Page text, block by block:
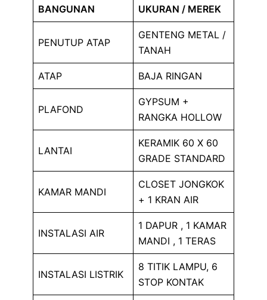
BANGUNAN
UKURAN / MEREK
PENUTUP ATAP
GENTENG METAL /
TANAH
ATAP BAJA RINGAN
PLAFOND
GYPSUM +
RANGKA HOLLOW
LANTAI
KERAMIK 60 X 60
GRADE STANDARD
KAMAR MANDI
CLOSET JONGKOK
+ 1 KRAN AIR
INSTALASI AIR
1 DAPUR , 1 KAMAR
MANDI , 1 TERAS
INSTALASI LISTRIK
8 TITIK LAMPU, 6
STOP KONTAK